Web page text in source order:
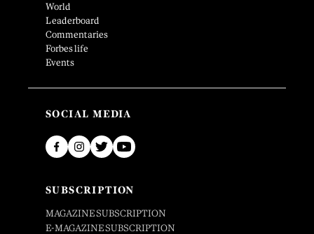
World
Leaderboard
Commentaries
Forbes life
Events
SOCIAL MEDIA
SUBSCRIPTION
MAGAZINE SUBSCRIPTION
E-MAGAZINE SUBSCRIPTION